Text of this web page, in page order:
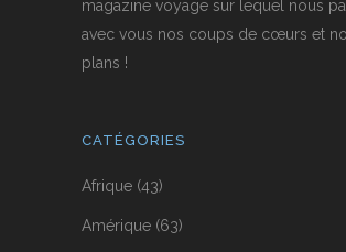
magazine voyage sur lequel nous
avec vous nos coups de cœurs et
plans !
CATÉGORIES
Afrique (43)
Amérique (63)